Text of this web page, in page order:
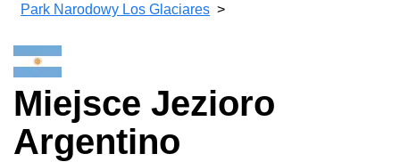
Park Narodowy Los Glaciares
Miejsce Jezioro
Argentino